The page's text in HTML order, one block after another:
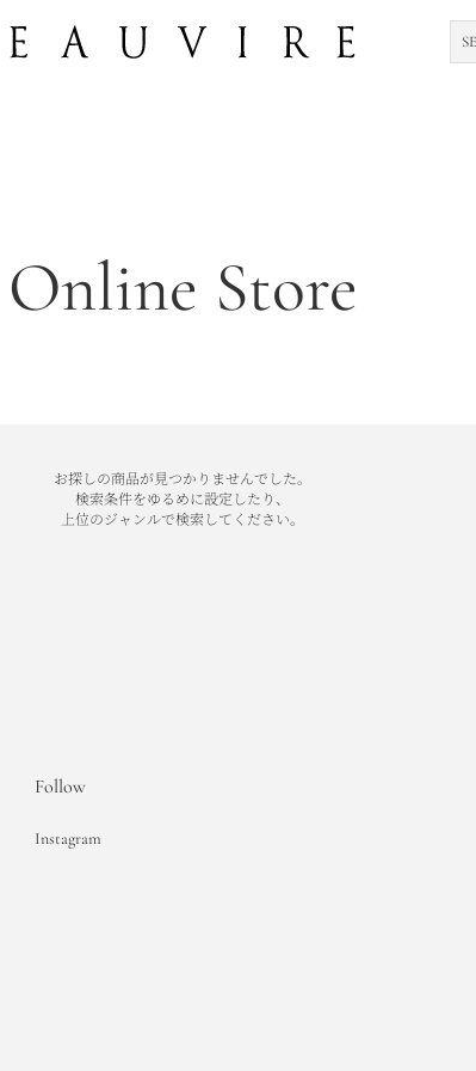
Online Store
お探しの商品が見つかりませんでした。
検索条件をゆるめに設定したり、
上位のジャンルで検索してください。
Follow
Instagram